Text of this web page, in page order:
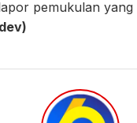
pemukulan